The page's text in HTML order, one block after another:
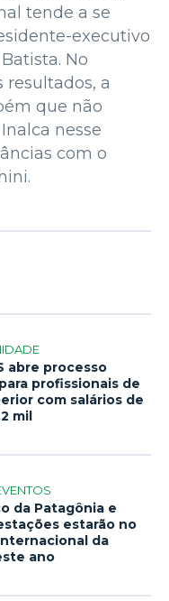
tende a se
executivo
No
a
que não
nesse
com o
abre processo
profissionais de
com salários de
mil
da Patagônia e
estarão no
da
ano